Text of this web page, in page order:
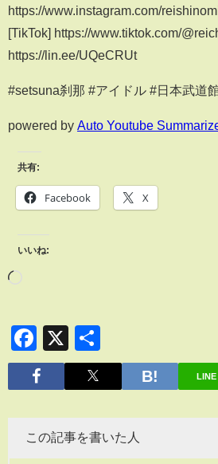
https://www.instagram.com/
[TikTok] https://www.tiktok.com/
https://lin.ee/UQeCRUt
#setsuna刹那 #アイドル #日本武道
powered by Auto Youtube
共有:
Facebook X
いいね:
Facebook
X
有
LINE
この記事を書いた人